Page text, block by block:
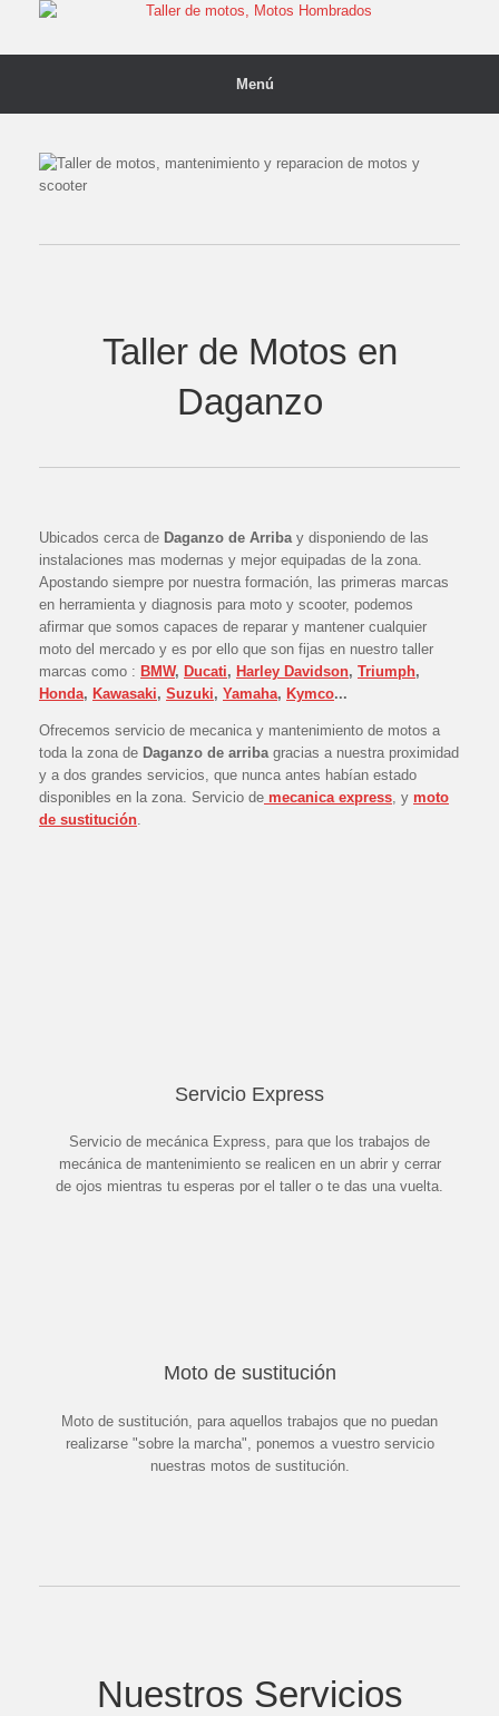
contenido
Menú
Taller de Motos en
Daganzo
Ubicados cerca de Daganzo de Arriba y disponiendo de las
instalaciones mas modernas y mejor equipadas de la zona.
Apostando siempre por nuestra formación, las primeras marcas
en herramienta y diagnosis para moto y scooter, podemos
afirmar que somos capaces de reparar y mantener cualquier
moto del mercado y es por ello que son fijas en nuestro taller
marcas como : BMW, Ducati, Harley Davidson, Triumph,
Honda, Kawasaki, Suzuki, Yamaha, Kymco...
Ofrecemos servicio de mecanica y mantenimiento de motos a
toda la zona de Daganzo de arriba gracias a nuestra proximidad
y a dos grandes servicios, que nunca antes habían estado
disponibles en la zona. Servicio de mecanica express , y moto
de sustitución
Servicio Express
Servicio de mecánica Express, para que los trabajos de
mecánica de mantenimiento se realicen en un abrir y cerrar
de ojos mientras tu esperas por el taller o te das una vuelta.
Moto de sustitución
Moto de sustitución, para aquellos trabajos que no puedan
realizarse "sobre la marcha", ponemos a vuestro servicio
nuestras motos de sustitución.
Nuestros Servicios